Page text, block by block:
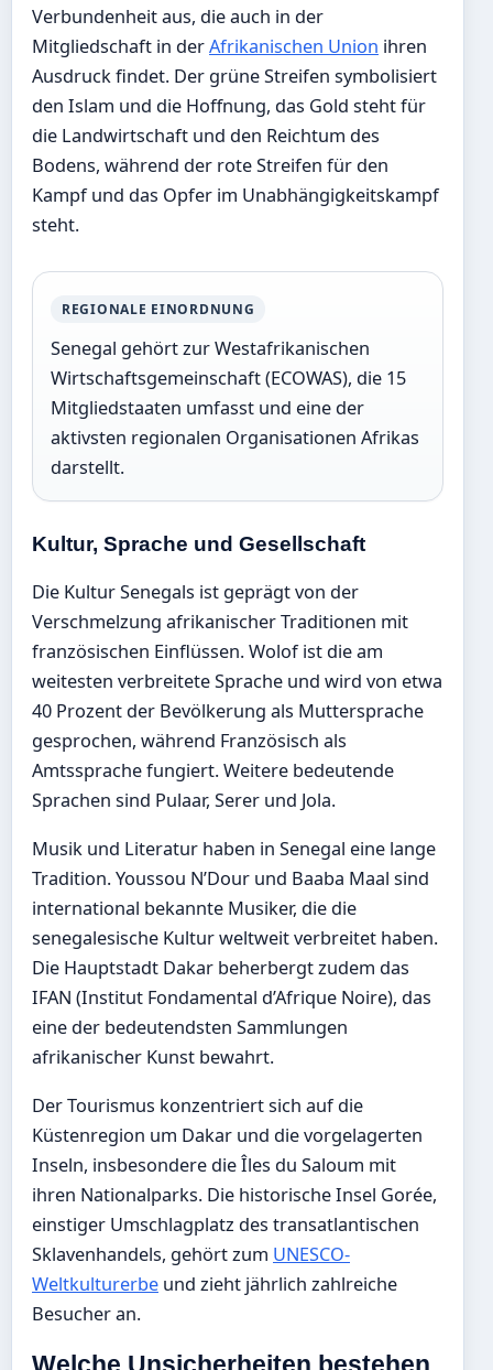
Verbundenheit aus, die auch in der
Mitgliedschaft in derAfrikanischen Union ihren
Ausdruck findet. Der grüne Streifen symbolisiert
den Islam und die Hoffnung, das Gold steht für
die Landwirtschaft und den Reichtum des
Bodens, während der rote Streifen für den
Kampf und das Opfer im Unabhängigkeitskampf
steht.
REGIONALE EINORDNUNG
Senegal gehört zur Westafrikanischen
Wirtschaftsgemeinschaft (ECOWAS), die 15
Mitgliedstaaten umfasst und eine der
aktivsten regionalen Organisationen Afrikas
darstellt.
Kultur, Sprache und Gesellschaft
Die Kultur Senegals ist geprägt von der
Verschmelzung afrikanischer Traditionen mit
französischen Einflüssen. Wolof ist die am
weitesten verbreitete Sprache und wird von etwa
40 Prozent der Bevölkerung als Muttersprache
gesprochen, während Französisch als
Amtssprache fungiert. Weitere bedeutende
Sprachen sind Pulaar, Serer und Jola.
Musik und Literatur haben in Senegal eine lange
Tradition. Youssou N’Dour und Baaba Maal sind
international bekannte Musiker, die die
senegalesische Kultur weltweit verbreitet haben.
Die Hauptstadt Dakar beherbergt zudem das
IFAN (Institut Fondamental d’Afrique Noire), das
eine der bedeutendsten Sammlungen
afrikanischer Kunst bewahrt.
Der Tourismus konzentriert sich auf die
Küstenregion um Dakar und die vorgelagerten
Inseln, insbesondere die Îles du Saloum mit
ihren Nationalparks. Die historische Insel Gorée,
einstiger Umschlagplatz des transatlantischen
Sklavenhandels, gehört zum UNESCO-
Weltkulturerbe und zieht jährlich zahlreiche
Besucher an.